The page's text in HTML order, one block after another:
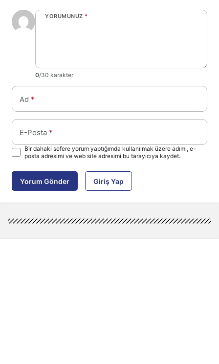
YORUMUNUZ *
0/30 karakter
Ad *
E-Posta *
Bir dahaki sefere yorum yaptığımda kullanılmak üzere adımı, e-
posta adresimi ve web site adresimi bu tarayıcıya kaydet.
Yorum Gönder Giriş Yap